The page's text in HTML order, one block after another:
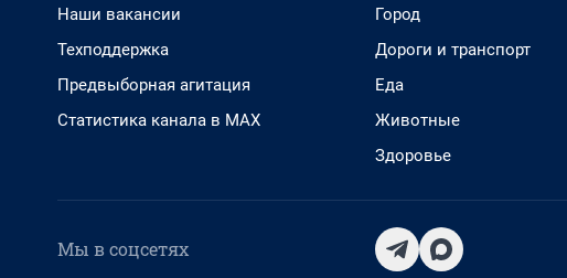
Наши вакансии
Техподдержка
Предвыборная агитация
Статистика канала в MAX
Город
Дороги и транспорт
Еда
Животные
Здоровье
Мы в соцсетях